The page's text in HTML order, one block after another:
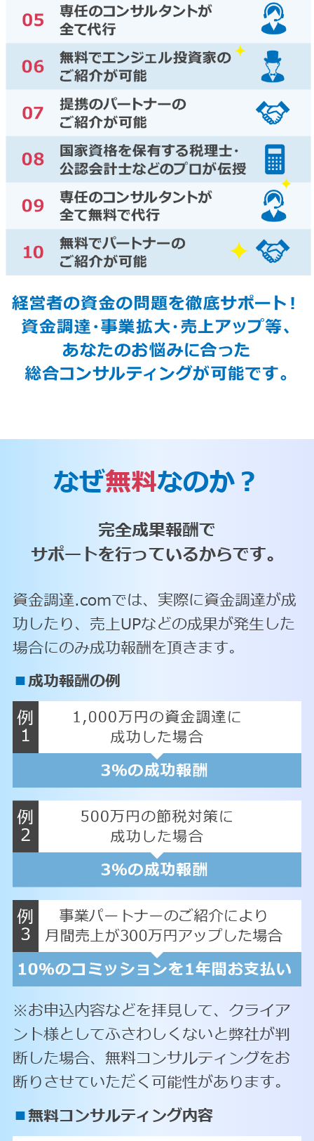
なぜ無料なのか？
完全成果報酬で
サポートを行っているからです。
資金調達.comでは、実際に資金調達が成
功したり、売上UPなどの成果が発生した
場合にのみ成功報酬を頂きます。
■成功報酬の例
※お申込内容などを拝見して、クライア
ント様としてふさわしくないと弊社が判
断した場合、無料コンサルティングをお
断りさせていただく可能性があります。
■無料コンサルティング内容